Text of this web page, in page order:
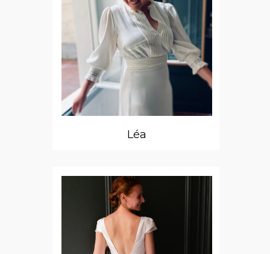
Léa